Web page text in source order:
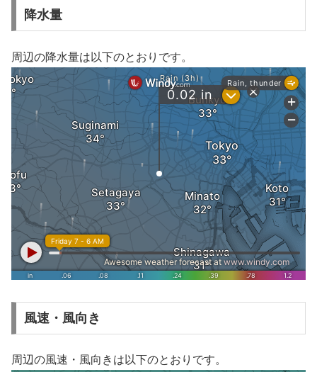
降水量
周辺の降水量は以下のとおりです。
風速・風向き
周辺の風速・風向きは以下のとおりです。